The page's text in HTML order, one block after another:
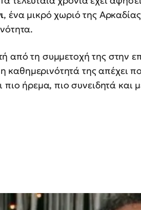
, ένα μικρό χωριό της
από τη συμμετοχή της στην
της απέχει
πιο ήρεμα, πιο συνειδητά και